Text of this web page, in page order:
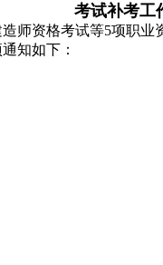
考试补考工
师资格考试等5项职
知如下：